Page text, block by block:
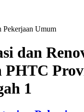
dan
PHTC
1